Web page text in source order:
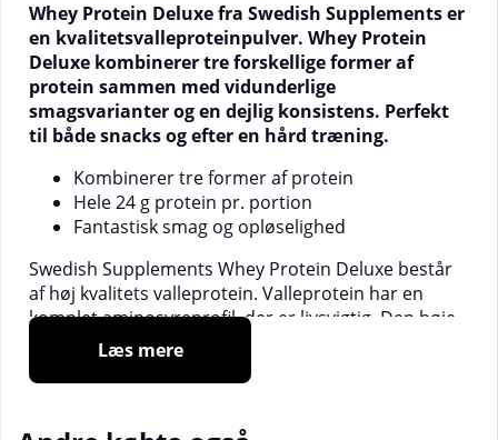
Whey Protein Deluxe fra Swedish Supplements er
en kvalitetsvalleproteinpulver. Whey Protein
Deluxe kombinerer tre forskellige former af
protein sammen med vidunderlige
smagsvarianter og en dejlig konsistens. Perfekt
til både snacks og efter en hård træning.
Kombinerer tre former af protein
Hele 24 g protein pr. portion
Fantastisk smag og opløselighed
Swedish Supplements Whey Protein Deluxe består
af høj kvalitets valleprotein. Valleprotein har en
komplet aminosyreprofil, der er livsvigtig. Den høje
kvalitet af valle gør det til en af de mest
protein. Det er i dag veldokumenteret, at protein
Læs mere